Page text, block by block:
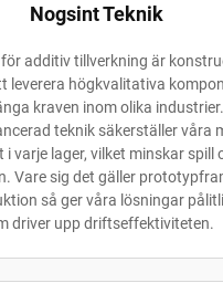
Nogsint Teknik
additiv tillverkning är
leverera högkvalitativa
kraven inom olika
teknik säkerställer våra
i varje lager, vilket minskar spill
Vare sig det gäller
så ger våra lösningar
driver upp driftseffektiviteten.